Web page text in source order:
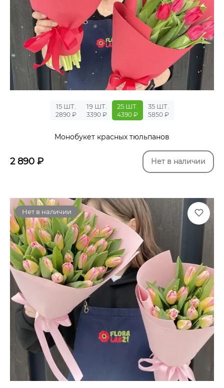
15 ШТ.
2890 ₽
19 ШТ.
3390 ₽
25 ШТ.
4390 ₽
35 ШТ.
5850 ₽
Монобукет красных тюльпанов
2 890 ₽ Нет в наличии
Нет в наличии